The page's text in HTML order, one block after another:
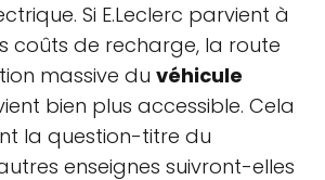
Si E.Leclerc parvient à
coûts de recharge, la route
massive du véhicule
bien plus accessible. Cela
la question-titre du
enseignes suivront-elles